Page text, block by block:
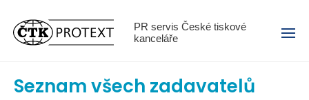
PR servis České tiskové
kanceláře
Menu
Seznam všech zadavatelů